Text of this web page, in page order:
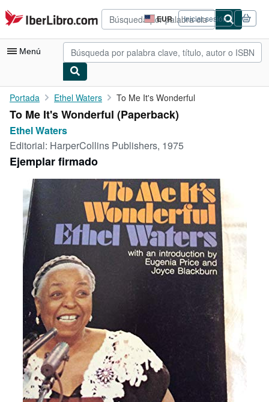
Pasar al contenido principal
IberLibro.com EUR
Preferencias
de
compra
del
Iniciar sesión
Menú
Mi cuenta
Consultar mis pedidos
Colecciones
Libros antiguos
Arte y coleccionismo
Vendedores
Comenzar a vender
Ayuda
CERRAR
Portada Ethel Waters To Me It's Wonderful
To Me It's Wonderful (Paperback)
Ethel Waters
Editorial: HarperCollins Publishers, 1975
Ejemplar firmado